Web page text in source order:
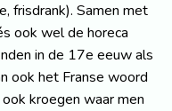
frisdrank). Samen met
ook wel de horeca
in de 17e eeuw als
ook het Franse woord
kroegen waar men